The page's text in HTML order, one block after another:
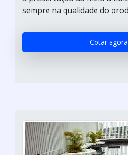
sempre na qualidade do
Cotar agora